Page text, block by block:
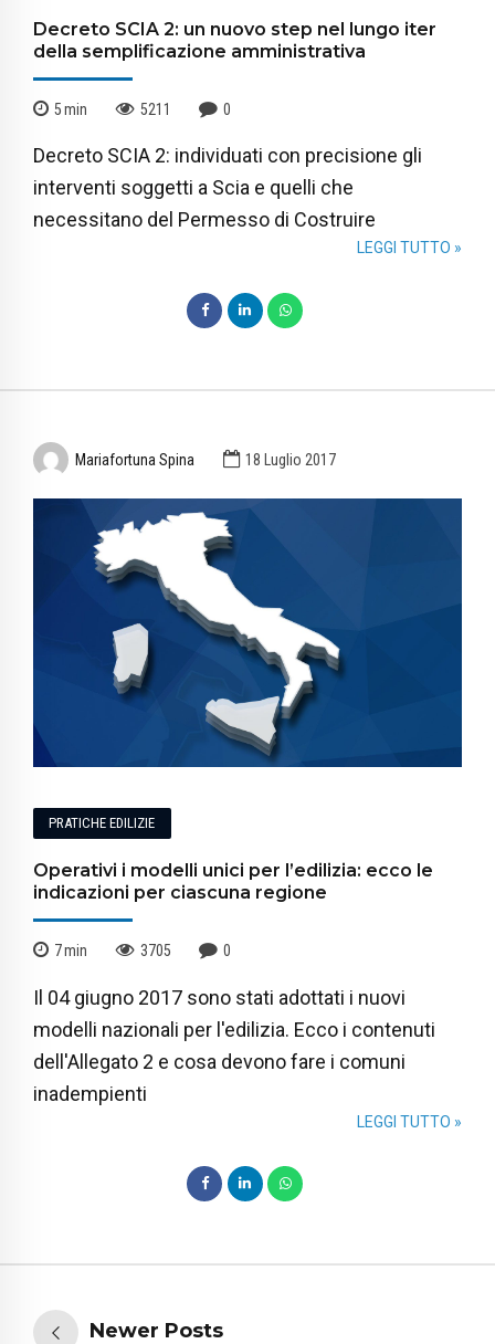
Decreto SCIA 2: un nuovo step nel lungo iter
della semplificazione amministrativa
5min 5211 0
Decreto SCIA 2: individuati con precisione gli
interventi soggetti a Scia e quelli che
necessitano del Permesso di Costruire
LEGGI TUTTO »
Mariafortuna Spina 18 Luglio 2017
PRATICHE EDILIZIE
Operativi i modelli unici per l’edilizia: ecco le
indicazioni per ciascuna regione
7min 3705 0
Il 04 giugno 2017 sono stati adottati i nuovi
modelli nazionali per l'edilizia. Ecco i contenuti
dell'Allegato 2 e cosa devono fare i comuni
inadempienti
LEGGI TUTTO »
Newer Posts